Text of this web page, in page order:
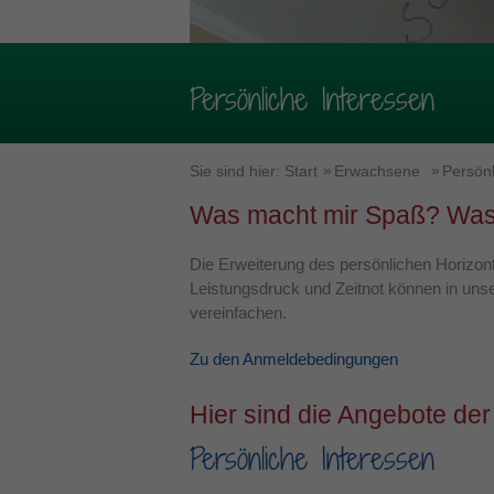
Persönliche Interessen
Sie sind hier: Start Erwachsene
Was macht mir Spaß?
Die Erweiterung des persönlichen
Leistungsdruck und Zeitnot können in
vereinfachen.
Zu den Anmeldebedingungen
Hier sind die Angebote
Persönliche Interessen